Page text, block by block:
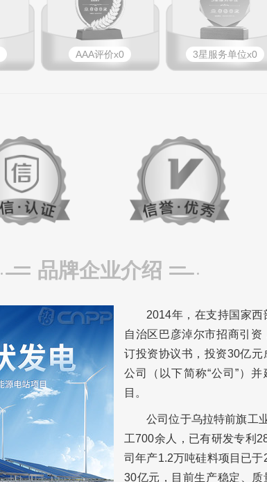
AAA评价x0 3星服务单位x0
品牌企业介绍
2014年，在支持国家
自治区巴彦淖尔市招商引
订投资协议书，投资30亿
公司（以下简称“公司”）
目。
公司位于乌拉特前旗工
工700余人，已有研发专利
司年产1.2万吨硅料项目已
30亿元，目前生产稳定、